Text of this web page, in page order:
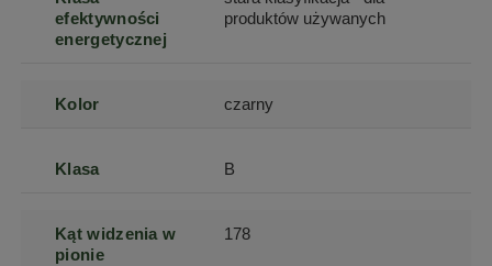
efektywności
energetycznej
produktów używanych
Kolor czarny
Klasa B
Kąt widzenia w
pionie
178